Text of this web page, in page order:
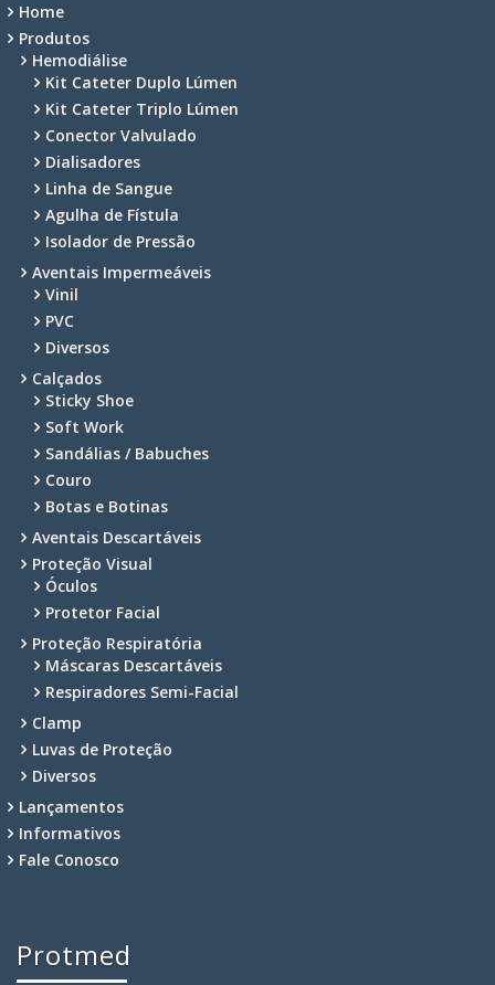
Home
Produtos
Hemodiálise
Kit Cateter Duplo Lúmen
Kit Cateter Triplo Lúmen
Conector Valvulado
Dialisadores
Linha de Sangue
Agulha de Fístula
Isolador de Pressão
Aventais Impermeáveis
Vinil
PVC
Diversos
Calçados
Sticky Shoe
Soft Work
Sandálias / Babuches
Couro
Botas e Botinas
Aventais Descartáveis
Proteção Visual
Óculos
Protetor Facial
Proteção Respiratória
Máscaras Descartáveis
Respiradores Semi-Facial
Clamp
Luvas de Proteção
Diversos
Lançamentos
Informativos
Fale Conosco
Protmed